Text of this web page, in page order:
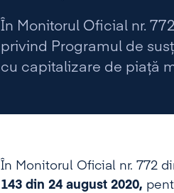
În Monitorul Oficial nr.
privind Programul de
cu capitalizare de piață
În Monitorul Oficial nr. 772
143 din 24 august 2020,